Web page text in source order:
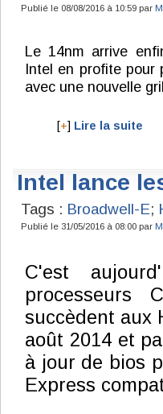
Publié le 08/08/2016 à 10:59 par
Le 14nm arrive
Intel en profite
avec une nouvelle
[+] Lire la suite
Intel lance
Tags : Broadwell-E;
Publié le 31/05/2016 à 08:00 par
C'est
processeurs
succèdent aux
août 2014 et
à jour de bios
Express